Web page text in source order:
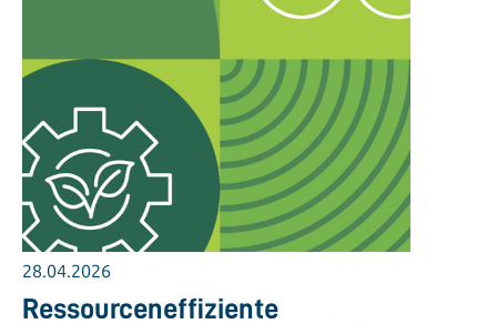
28.04.2026
Ressourceneffiziente